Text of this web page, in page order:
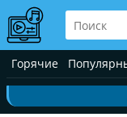
Горячие